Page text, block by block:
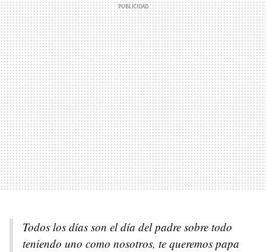
Todos los días son el día del padre sobre todo
teniendo uno como nosotros, te queremos papa